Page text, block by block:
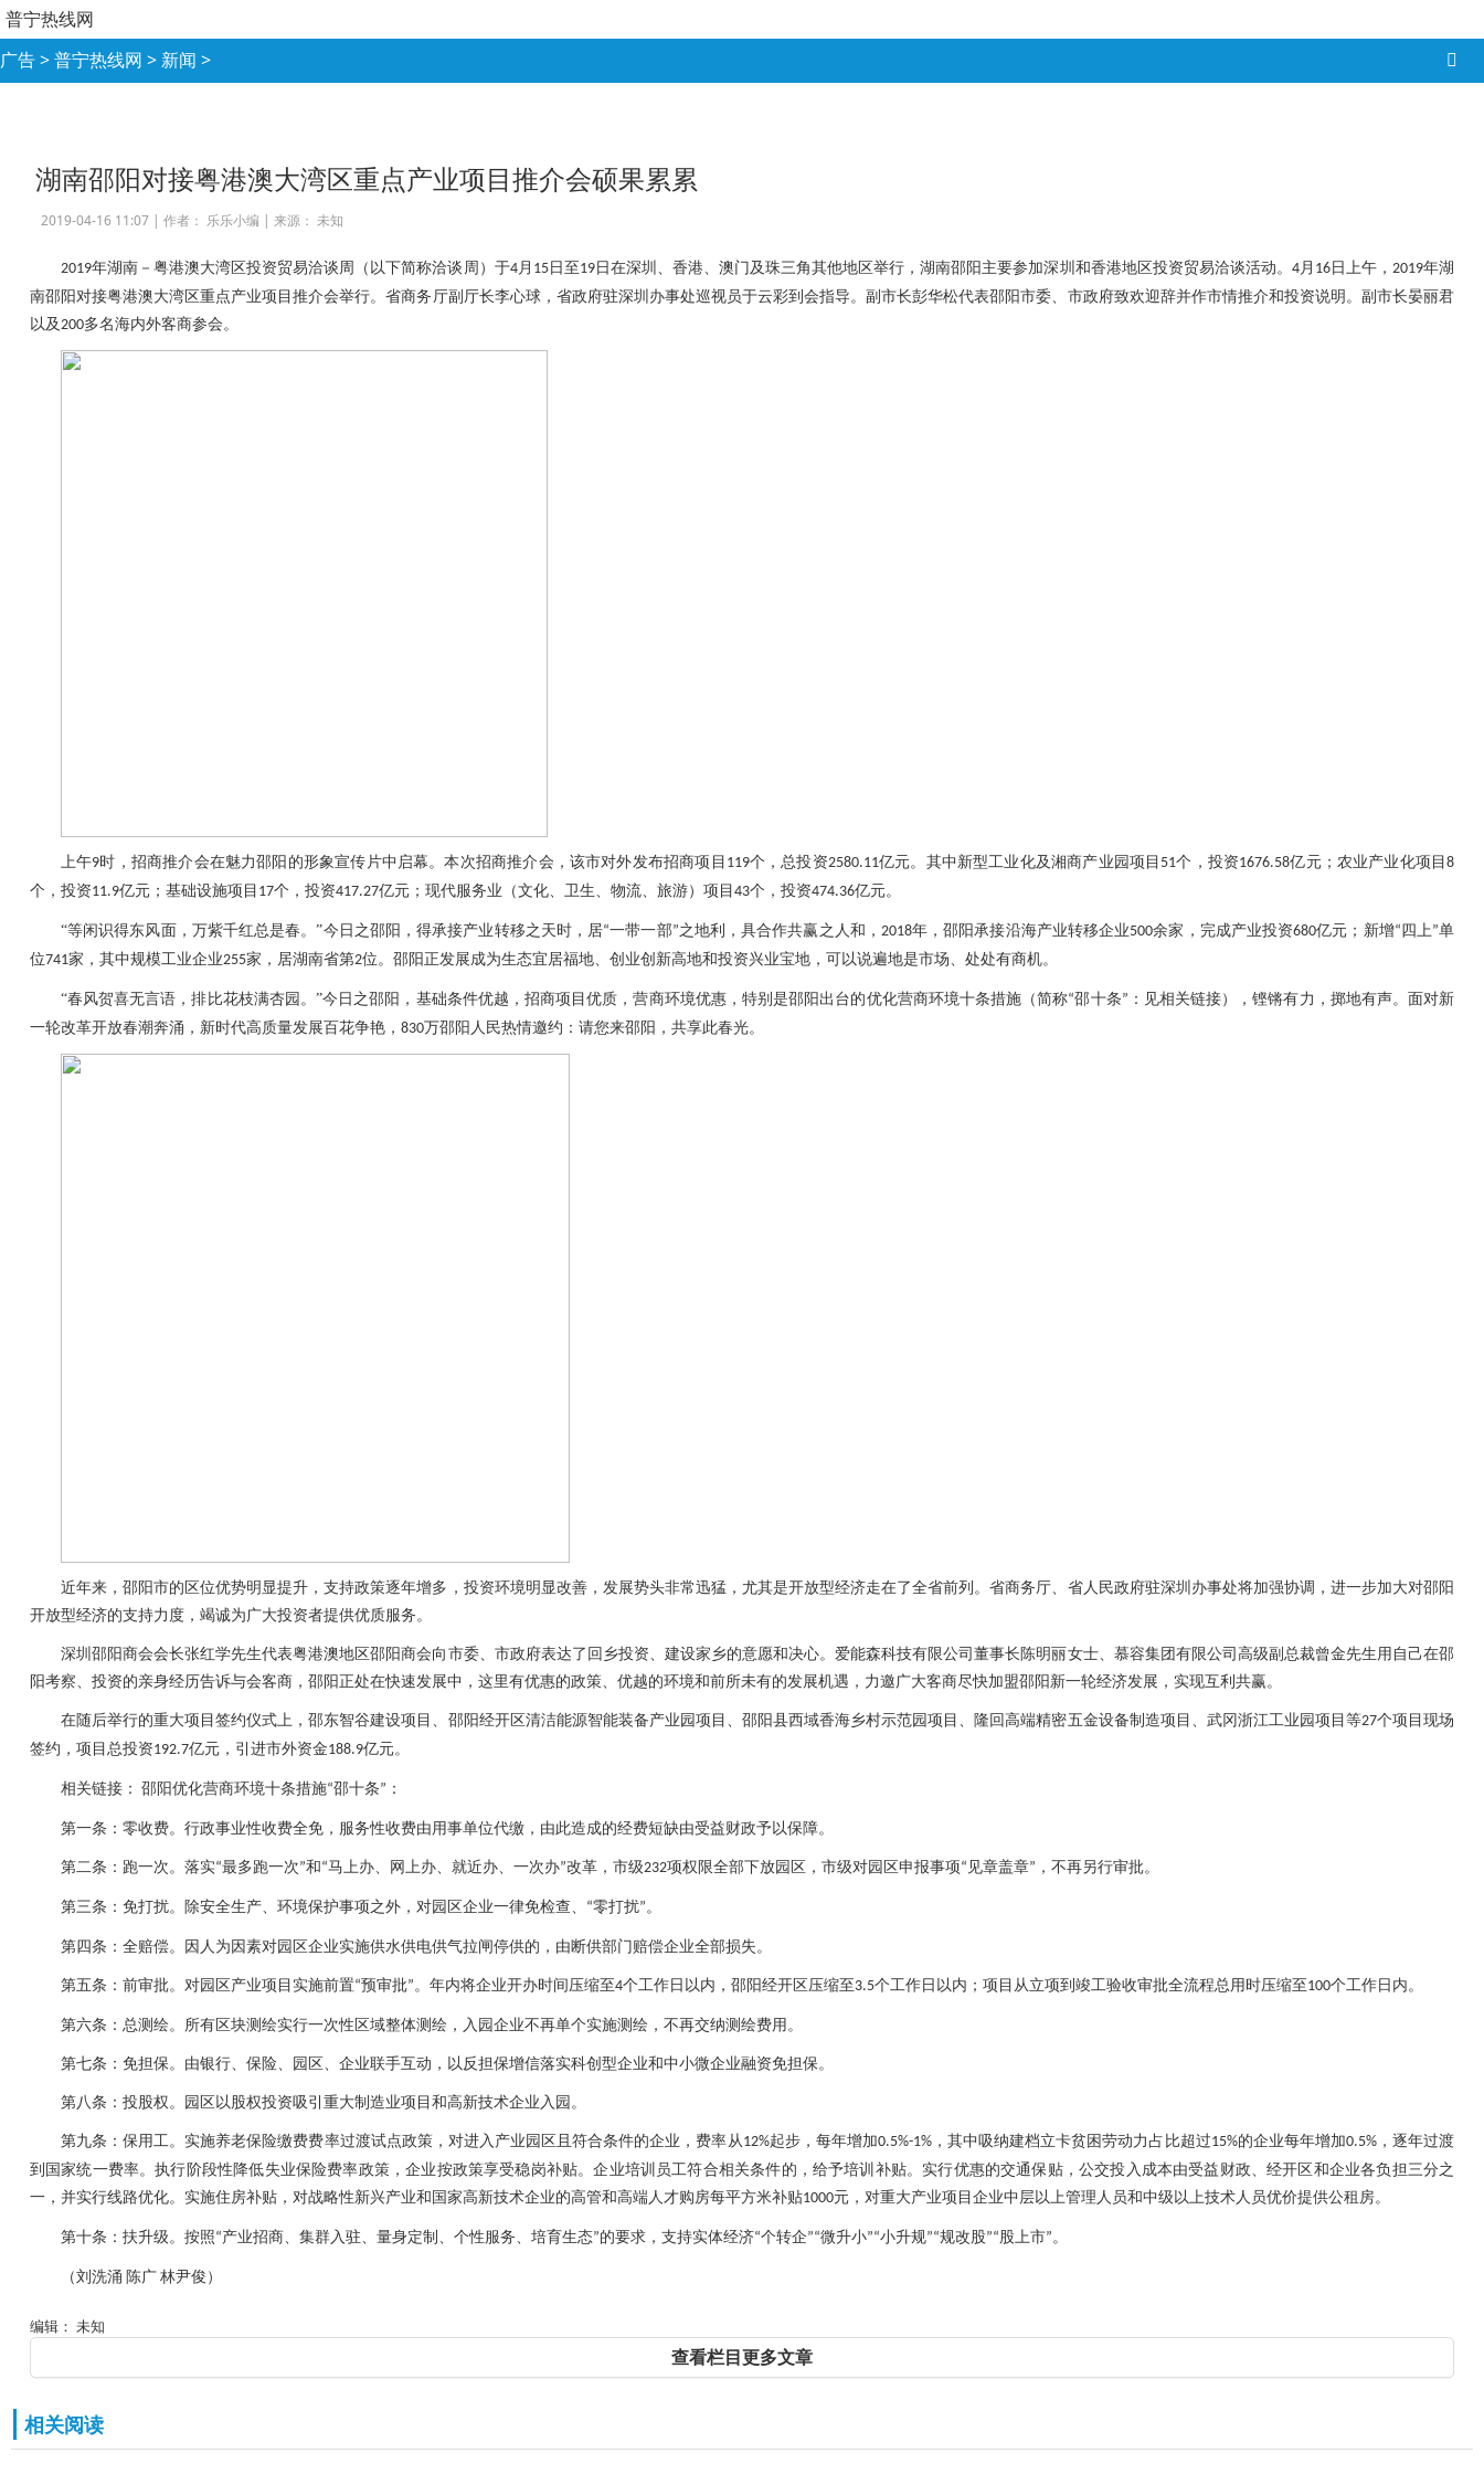
普宁热线网
广告>普宁热线网 > 新闻 >
湖南邵阳对接粤港澳大湾区重点产业项目推介会硕果累累
2019-04-16 11:07 | 作者： 乐乐小编 | 来源： 未知
2019年湖南－粤港澳大湾区投资贸易洽谈周（以下简称洽谈周）于4月 15日至19日在深圳、香港、澳门及珠三角其他地区举行，湖南邵阳主要参加深圳和香港地区投资贸易洽谈活动。 4月 16日上午，2019年湖
南邵阳对接粤港澳大湾区重点产业项目推介会举行。省商务厅副厅长李心球，省政府驻深圳办事处巡视员于云彩到会指导。副市长彭华松代表邵阳市委、市政府致欢迎辞并作市情推介和投资说明。副市长晏丽君
以及200多名海内外客商参会。
上午9时，招商推介会在魅力邵阳的形象宣传片中启幕。本次招商推介会，该市对外发布招商项目 119个，总投资2580.11亿元。其中新型工业化及湘商产业园项目 51个，投资1676.58亿元；农业产业化项目8
个，投资11.9亿元；基础设施项目 17个，投资417.27亿元；现代服务业（文化、卫生、物流、旅游）项目 43个，投资474.36亿元。
“等闲识得东风面，万紫千红总是春。”今日之邵阳，得承接产业转移之天时，居“一带一部”之地利，具合作共赢之人和， 2018年，邵阳承接沿海产业转移企业500余家，完成产业投资680亿元；新增“ 四上”单
位741家，其中规模工业企业255家，居湖南省第2位。邵阳正发展成为生态宜居福地、创业创新高地和投资兴业宝地，可以说遍地是市场、处处有商机。
“春风贺喜无言语，排比花枝满杏园。”今日之邵阳，基础条件优越，招商项目优质，营商环境优惠，特别是邵阳出台的优化营商环境十条措施（简称“邵十条” ：见相关链接），铿锵有力，掷地有声。面对新
一轮改革开放春潮奔涌，新时代高质量发展百花争艳， 830万邵阳人民热情邀约：请您来邵阳，共享此春光。
近年来，邵阳市的区位优势明显提升，支持政策逐年增多，投资环境明显改善，发展势头非常迅猛，尤其是开放型经济走在了全省前列。省商务厅、省人民政府驻深圳办事处将加强协调，进一步加大对邵阳
开放型经济的支持力度，竭诚为广大投资者提供优质服务。
深圳邵阳商会会长张红学先生代表粤港澳地区邵阳商会向市委、市政府表达了回乡投资、建设家乡的意愿和决心。爱能森科技有限公司董事长陈明丽女士、慕容集团有限公司高级副总裁曾金先生用自己在邵
阳考察、投资的亲身经历告诉与会客商，邵阳正处在快速发展中，这里有优惠的政策、优越的环境和前所未有的发展机遇，力邀广大客商尽快加盟邵阳新一轮经济发展，实现互利共赢。
在随后举行的重大项目签约仪式上，邵东智谷建设项目、邵阳经开区清洁能源智能装备产业园项目、邵阳县西域香海乡村示范园项目、隆回高端精密五金设备制造项目、武冈浙江工业园项目等27个项目现场
签约，项目总投资192.7亿元，引进市外资金188.9亿元。
相关链接： 邵阳优化营商环境十条措施“邵十条” ：
第一条：零收费。行政事业性收费全免，服务性收费由用事单位代缴，由此造成的经费短缺由受益财政予以保障。
第二条：跑一次。落实“最多跑一次”和 “马上办、网上办、就近办、一次办”改革，市级232项权限全部下放园区，市级对园区申报事项“ 见章盖章” ，不再另行审批。
第三条：免打扰。除安全生产、环境保护事项之外，对园区企业一律免检查、 “零打扰”。
第四条：全赔偿。因人为因素对园区企业实施供水供电供气拉闸停供的，由断供部门赔偿企业全部损失。
第五条：前审批。对园区产业项目实施前置“预审批”。年内将企业开办时间压缩至4个工作日以内，邵阳经开区压缩至3.5个工作日以内；项目从立项到竣工验收审批全流程总用时压缩至100个工作日内。
第六条：总测绘。所有区块测绘实行一次性区域整体测绘，入园企业不再单个实施测绘，不再交纳测绘费用。
第七条：免担保。由银行、保险、园区、企业联手互动，以反担保增信落实科创型企业和中小微企业融资免担保。
第八条：投股权。园区以股权投资吸引重大制造业项目和高新技术企业入园。
第九条：保用工。实施养老保险缴费费率过渡试点政策，对进入产业园区且符合条件的企业，费率从12%起步，每年增加0.5%-1%，其中吸纳建档立卡贫困劳动力占比超过15%的企业每年增加0.5%，逐年过渡
到国家统一费率。执行阶段性降低失业保险费率政策，企业按政策享受稳岗补贴。企业培训员工符合相关条件的，给予培训补贴。实行优惠的交通保贴，公交投入成本由受益财政、经开区和企业各负担三分之
一，并实行线路优化。实施住房补贴，对战略性新兴产业和国家高新技术企业的高管和高端人才购房每平方米补贴1000元，对重大产业项目企业中层以上管理人员和中级以上技术人员优价提供公租房。
第十条：扶升级。按照“产业招商、集群入驻、量身定制、个性服务、培育生态”的要求，支持实体经济“个转企”“微升小”“小升规”“规改股”“股上市”。
（刘洗涌 陈广 林尹俊）
编辑： 未知
查看栏目更多文章
相关阅读